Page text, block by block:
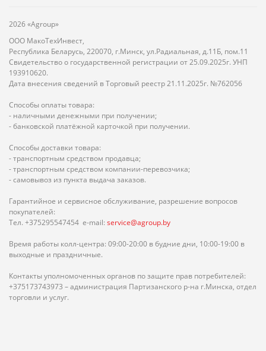
2026 «Agroup»
ООО МакоТехИнвест,
Республика Беларусь, 220070, г.Минск, ул.Радиальная, д.11Б, пом.11
Свидетельство о государственной регистрации от 25.09.2025г. УНП
193910620.
Дата внесения сведений в Торговый реестр 21.11.2025г. №762056
Способы оплаты товара:
- наличными денежными при получении;
- банковской платёжной карточкой при получении.
Способы доставки товара:
- транспортным средством продавца;
- транспортным средством компании-перевозчика;
- самовывоз из пункта выдача заказов.
Гарантийное и сервисное обслуживание, разрешение вопросов
покупателей:
Тел. +375295547454 e-mail: service@agroup.by
Время работы колл-центра: 09:00-20:00 в будние дни, 10:00-19:00 в
выходные и праздничные.
Контакты уполномоченных органов по защите прав потребителей:
+375173743973 – администрация Партизанского р-на г.Минска, отдел
торговли и услуг.